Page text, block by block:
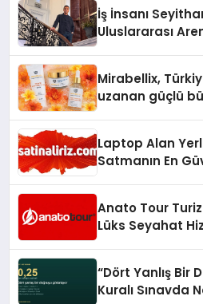
İş İnsanı
Uluslararası
Mirabellix,
uzanan güçlü
Laptop Alan
Satmanın En
Anato Tour
Lüks Seyahat
“Dört Yanlış Bir
Kuralı Sınavda